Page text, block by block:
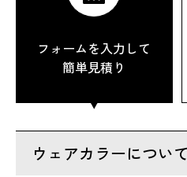
フォームを入力して
簡単見積り
ウェアカラーについて